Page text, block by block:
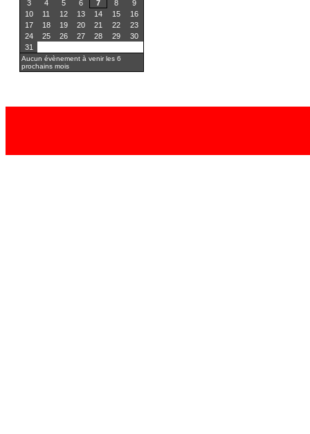
3
4 5 6 7 8
9
10
11 12 13 14 15
16
17
18 19 20 21 22
23
24
25 26 27 28 29
30
31
Aucun évènement à venir les 6
prochains mois